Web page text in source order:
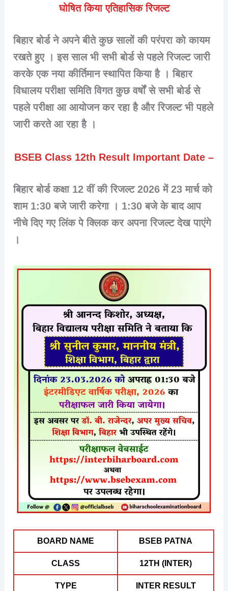
घोषित किया एतिहासिक रिजल्ट
बिहार बोर्ड ने अपने बीते कुछ सालों की परंपरा को कायम
रखते हुए । इस साल भी सभी बोर्ड से पहले रिजल्ट जारी
करके एक नया कीर्तिमान स्थापित किया है । बिहार
विधालय परीक्षा समिति विगत कुछ वर्षों से सभी बोर्ड से
पहले परीक्षा आ आयोजन कर रहा है और रिजल्ट भी पहले
जारी करते आ रहा है ।
BSEB Class 12th Result Important Date –
बिहार बोर्ड कक्षा 12 वीं की रिजल्ट 2026 में 23 मार्च को
शाम 1:30 बजे जारी करेगा । 1:30 बजे के बाद आप
नीचे दिए गए लिंक पे क्लिक कर अपना रिजल्ट देख पाएंगे
।
BOARD NAME BSEB PATNA
CLASS 12TH (INTER)
TYPE INTER RESULT